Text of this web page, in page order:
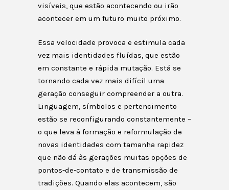
visíveis, que estão acontecendo ou irão
acontecer em um futuro muito próximo.
Essa velocidade provoca e estimula cada
vez mais identidades fluídas, que estão
em constante e rápida mutação. Está se
tornando cada vez mais difícil uma
geração conseguir compreender a outra.
Linguagem, símbolos e pertencimento
estão se reconfigurando constantemente –
o que leva à formação e reformulação de
novas identidades com tamanha rapidez
que não dá às gerações muitas opções de
pontos-de-contato e de transmissão de
tradições. Quando elas acontecem, são